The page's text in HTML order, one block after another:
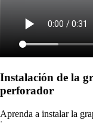
Instalación de la
perforador
Aprenda a instalar la